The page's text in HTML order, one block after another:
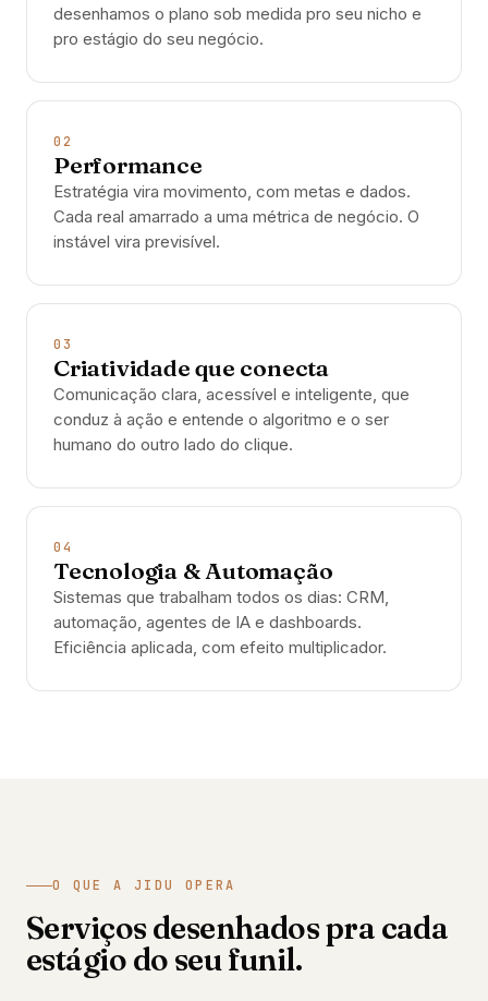
desenhamos o plano sob medida pro seu nicho e
pro estágio do seu negócio.
02
Performance
Estratégia vira movimento, com metas e dados.
Cada real amarrado a uma métrica de negócio. O
instável vira previsível.
03
Criatividade que conecta
Comunicação clara, acessível e inteligente, que
conduz à ação e entende o algoritmo e o ser
humano do outro lado do clique.
04
Tecnologia & Automação
Sistemas que trabalham todos os dias: CRM,
automação, agentes de IA e dashboards.
Eficiência aplicada, com efeito multiplicador.
O QUE A JIDU OPERA
Serviços desenhados pra cada
estágio do seu funil.